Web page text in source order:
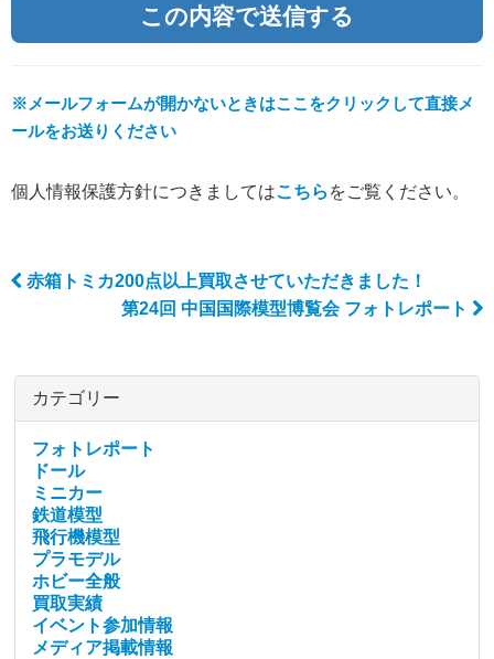
※メールフォームが開かないときはここをクリックして直接メ
ールをお送りください
個人情報保護方針につきましてはこちら をご覧ください。
Post navigation
赤箱トミカ200点以上買取させていただきました！
第24回 中国国際模型博覧会 フォトレポート
カテゴリー
フォトレポート
ドール
ミニカー
鉄道模型
飛行機模型
プラモデル
ホビー全般
買取実績
イベント参加情報
メディア掲載情報